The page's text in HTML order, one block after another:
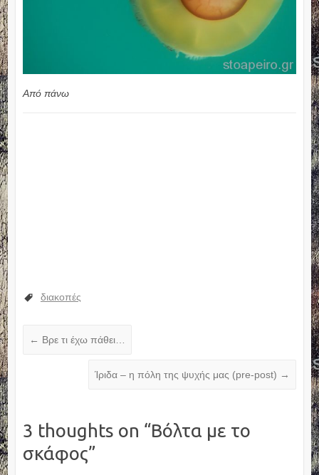
Από πάνω
διακοπές
← Βρε τι έχω πάθει…
Ίριδα – η πόλη της ψυχής μας (pre-post) →
3 thoughts on “Βόλτα με το
σκάφος”